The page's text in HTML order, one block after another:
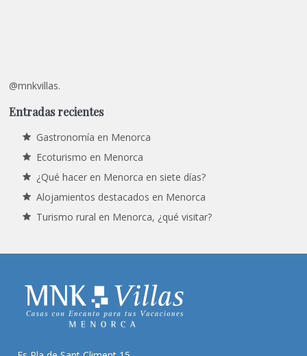
@mnkvillas.
Entradas recientes
Gastronomía en Menorca
Ecoturismo en Menorca
¿Qué hacer en Menorca en siete días?
Alojamientos destacados en Menorca
Turismo rural en Menorca, ¿qué visitar?